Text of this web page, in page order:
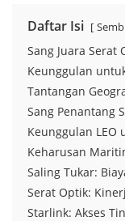
Daftar Isi
Sang Juara Serat
Keunggulan
Tantangan
Sang Penantang
Keunggulan LEO
Keharusan
Saling Tukar:
Serat Optik:
Starlink: Akses